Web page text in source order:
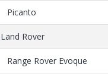
Picanto
Land Rover
Range Rover Evoque